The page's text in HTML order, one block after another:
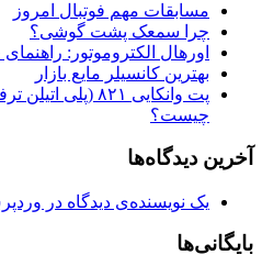
مسابقات مهم فوتبال امروز
چرا سمعک پشت گوشی؟
اورهال الکتروموتور:
بهترین کانسیلر مایع بازار
چیست؟
آخرین دیدگاه‌ها
یک نویسنده‌ی دیدگاه در
بایگانی‌ها